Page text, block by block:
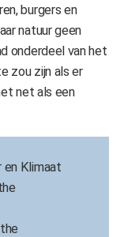
burgers en
natuur geen
onderdeel van het
zou zijn als er
net als een
en Klimaat